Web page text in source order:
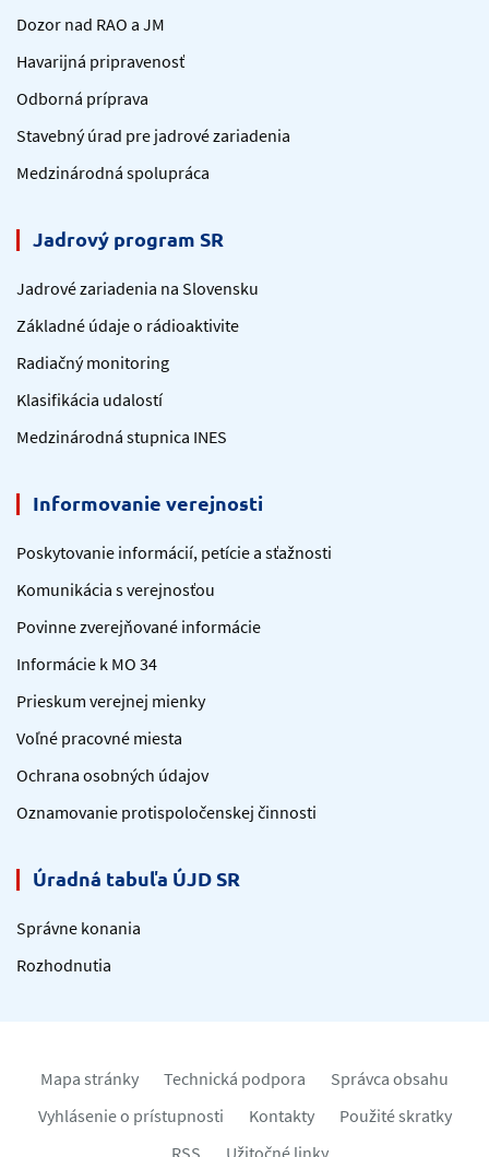
Dozor nad RAO a JM
Havarijná pripravenosť
Odborná príprava
Stavebný úrad pre jadrové zariadenia
Medzinárodná spolupráca
Jadrový program SR
Jadrové zariadenia na Slovensku
Základné údaje o rádioaktivite
Radiačný monitoring
Klasifikácia udalostí
Medzinárodná stupnica INES
Informovanie verejnosti
Poskytovanie informácií, petície a sťažnosti
Komunikácia s verejnosťou
Povinne zverejňované informácie
Informácie k MO 34
Prieskum verejnej mienky
Voľné pracovné miesta
Ochrana osobných údajov
Oznamovanie protispoločenskej činnosti
Úradná tabuľa ÚJD SR
Správne konania
Rozhodnutia
Mapa stránky Technická podpora
Správca obsahu
Vyhlásenie o prístupnosti
Kontakty
Použité skratky